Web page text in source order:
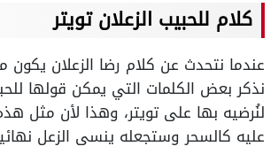
كلام للحبيب الزعلان تويتر
عندما نتحدث عن كلام رضا الزعلان
نذكر بعض الكلمات التي يمكن قولها
لنُرضيه بها على تويتر، وهذا لأن مثل
عليه كالسحر وستجعله ينسى الزعل